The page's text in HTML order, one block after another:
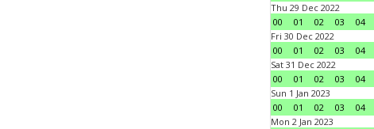
Thu 29 Dec 2022
00
01 02 03 04
Fri 30 Dec 2022
00
01 02 03 04
Sat 31 Dec 2022
00
01 02 03 04
Sun 1 Jan 2023
00
01 02 03 04
Mon 2 Jan 2023